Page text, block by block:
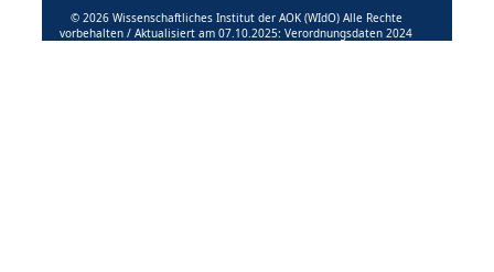
© 2026 Wissenschaftliches Institut der AOK (WIdO) Alle Rechte
vorbehalten / Aktualisiert am 07.10.2025: Verordnungsdaten 2024